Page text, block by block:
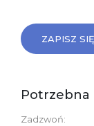
ZAPISZ SIĘ
Potrzebna
Zadzwoń: